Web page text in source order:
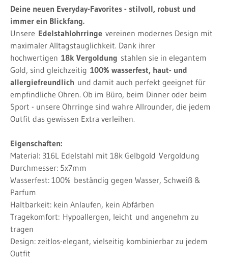
Deine neuen Everyday-Favorites - stilvoll, robust und
immer ein Blickfang.
Unsere Edelstahlohrringe vereinen modernes Design mit
maximaler Alltagstauglichkeit. Dank ihrer
hochwertigen 18k Vergoldung stahlen sie in elegantem
Gold, sind gleichzeitig 100% wasserfest, haut- und
allergiefreundlich und damit auch perfekt geeignet für
empfindliche Ohren. Ob im Büro, beim Dinner oder beim
Sport - unsere Ohrringe sind wahre Allrounder, die jedem
Outfit das gewissen Extra verleihen.
Eigenschaften:
Material: 316L Edelstahl mit 18k Gelbgold Vergoldung
Durchmesser: 5x7mm
Wasserfest: 100% beständig gegen Wasser, Schweiß &
Parfum
Haltbarkeit: kein Anlaufen, kein Abfärben
Tragekomfort: Hypoallergen, leicht und angenehm zu
tragen
Design: zeitlos-elegant, vielseitig kombinierbar zu jedem
Outfit